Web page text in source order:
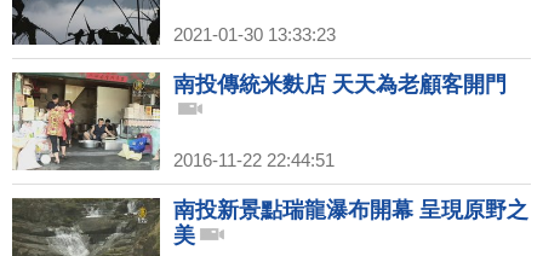
2021-01-30 13:33:23
南投傳統米麩店 天天為老顧客開門
2016-11-22 22:44:51
南投新景點瑞龍瀑布開幕 呈現原野之
美